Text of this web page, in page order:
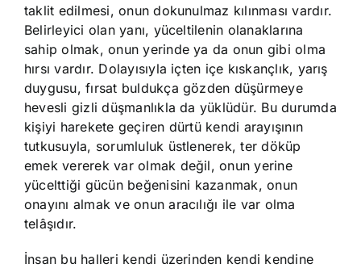
taklit edilmesi, onun dokunulmaz kılınması vardır.
Belirleyici olan yanı, yüceltilenin olanaklarına
sahip olmak, onun yerinde ya da onun gibi olma
hırsı vardır. Dolayısıyla içten içe kıskançlık, yarış
duygusu, fırsat buldukça gözden düşürmeye
hevesli gizli düşmanlıkla da yüklüdür. Bu durumda
kişiyi harekete geçiren dürtü kendi arayışının
tutkusuyla, sorumluluk üstlenerek, ter döküp
emek vererek var olmak değil, onun yerine
yücelttiği gücün beğenisini kazanmak, onun
onayını almak ve onun aracılığı ile var olma
telâşıdır.
İnsan bu halleri kendi üzerinden kendi kendine